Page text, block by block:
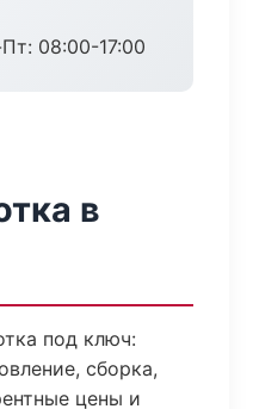
08:00-17:00
в
под ключ:
сборка,
цены и